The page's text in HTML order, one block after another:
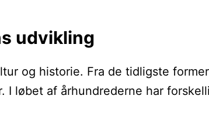
udvikling
og historie. Fra de tidligste
løbet af århundrederne har